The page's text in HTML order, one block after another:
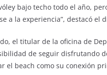
bajo techo todo el año,
a la experiencia”, destacó el
el titular de la oficina de
de seguir disfrutando
el beach como su conexión